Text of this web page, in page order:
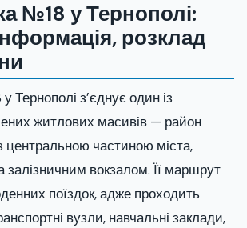
№18 у Тернополі:
розклад
з’єднує один із
житлових масивів — район
центральною частиною міста,
залізничним вокзалом. Її маршрут
поїздок, адже проходить
вузли, навчальні заклади,